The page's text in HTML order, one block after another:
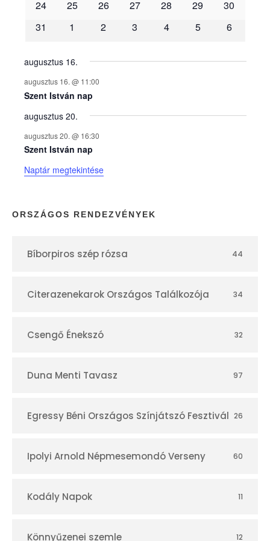
é
n
y
e
k
n
a
p
r
24
25 26 27 28 29
30
31
1 2 3 4 5 6
augusztus 16.
augusztus 16. @ 11:00
Szent István nap
augusztus 20.
augusztus 20. @ 16:30
Szent István nap
Naptár megtekintése
ORSZÁGOS RENDEZVÉNYEK
Bíborpiros szép rózsa 44
Citerazenekarok Országos Találkozója 34
Csengő Énekszó 32
Duna Menti Tavasz 97
Egressy Béni Országos Színjátszó Fesztivál 26
Ipolyi Arnold Népmesemondó Verseny 60
Kodály Napok 11
Könnyűzenei szemle 12